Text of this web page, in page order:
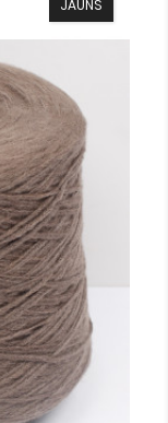
JAUNS